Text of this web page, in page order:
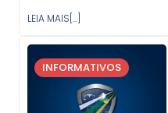
LEIA MAIS[...]
INFORMATIVOS